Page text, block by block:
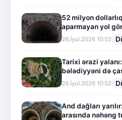
52 milyon
aparmayan yol
26.İyul.2026 10:52
Tarixi ərazi
bələdiyyəni də
26.İyul.2026 10:52
And dağları
arasında nəhəng